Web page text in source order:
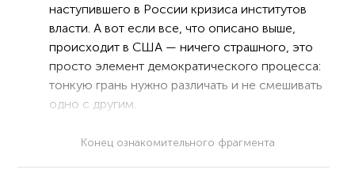
наступившего в России кризиса институтов
власти. А вот если все, что описано выше,
происходит в США — ничего страшного, это
просто элемент демократического процесса:
тонкую грань нужно различать и не смешивать
одно с другим.
Конец ознакомительного фрагмента